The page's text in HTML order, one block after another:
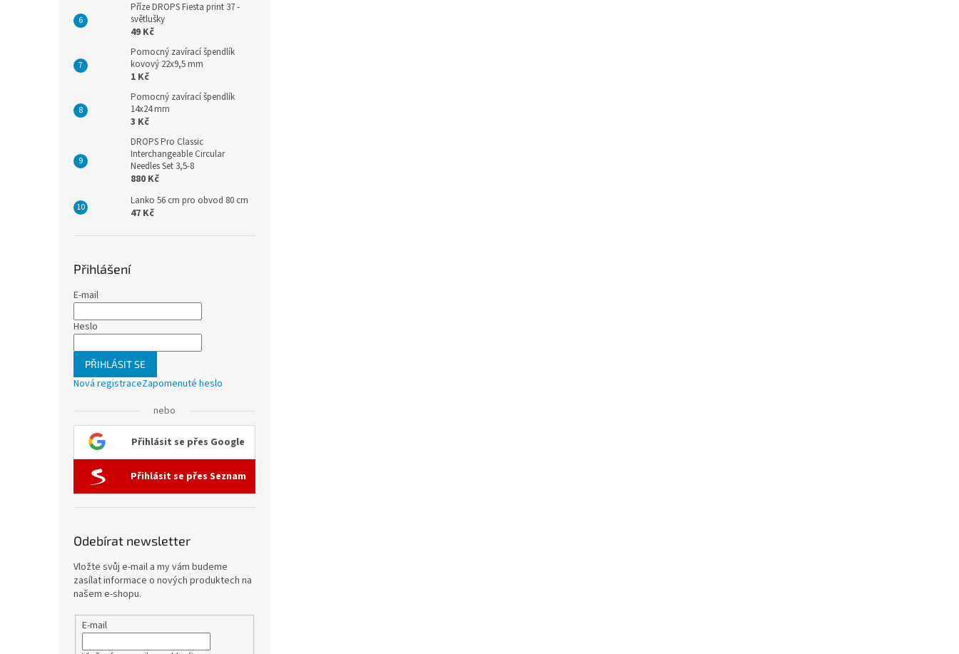
Příze DROPS Fiesta print 37 -
světlušky
49 Kč
Pomocný zavírací špendlík
kovový 22x9,5 mm
1 Kč
Pomocný zavírací špendlík
14x24 mm
3 Kč
DROPS Pro Classic
Interchangeable Circular
Needles Set 3,5-8
880 Kč
Lanko 56 cm pro obvod 80 cm
47 Kč
Přihlášení
E-mail
Heslo
PŘIHLÁSIT SE
Nová registraceZapomenuté heslo
nebo
Přihlásit se přes Google
Přihlásit se přes Seznam
Odebírat newsletter
Vložte svůj e-mail a my vám budeme
zasílat informace o nových produktech na
našem e-shopu.
E-mail